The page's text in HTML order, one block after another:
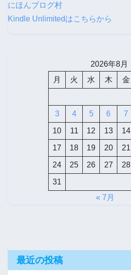
にほんブログ村
Kindle Unlimitedはこちらから
2026年8月
月
火 水 木 金
3 4 5 6 7
10 11 12 13 14
17 18 19 20 21
24 25 26 27 28
31
« 7月
最近の投稿